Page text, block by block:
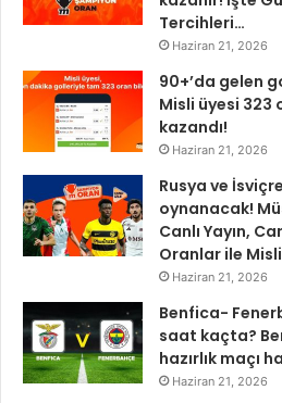
Tercihleri…
Haziran 21, 2026
90+’da gelen
Misli üyesi 323
kazandı!
Haziran 21, 2026
Rusya ve
oynanacak!
Canlı Yayın,
Oranlar ile
Haziran 21, 2026
Benfica-
saat kaçta?
hazırlık maçı
Haziran 21, 2026